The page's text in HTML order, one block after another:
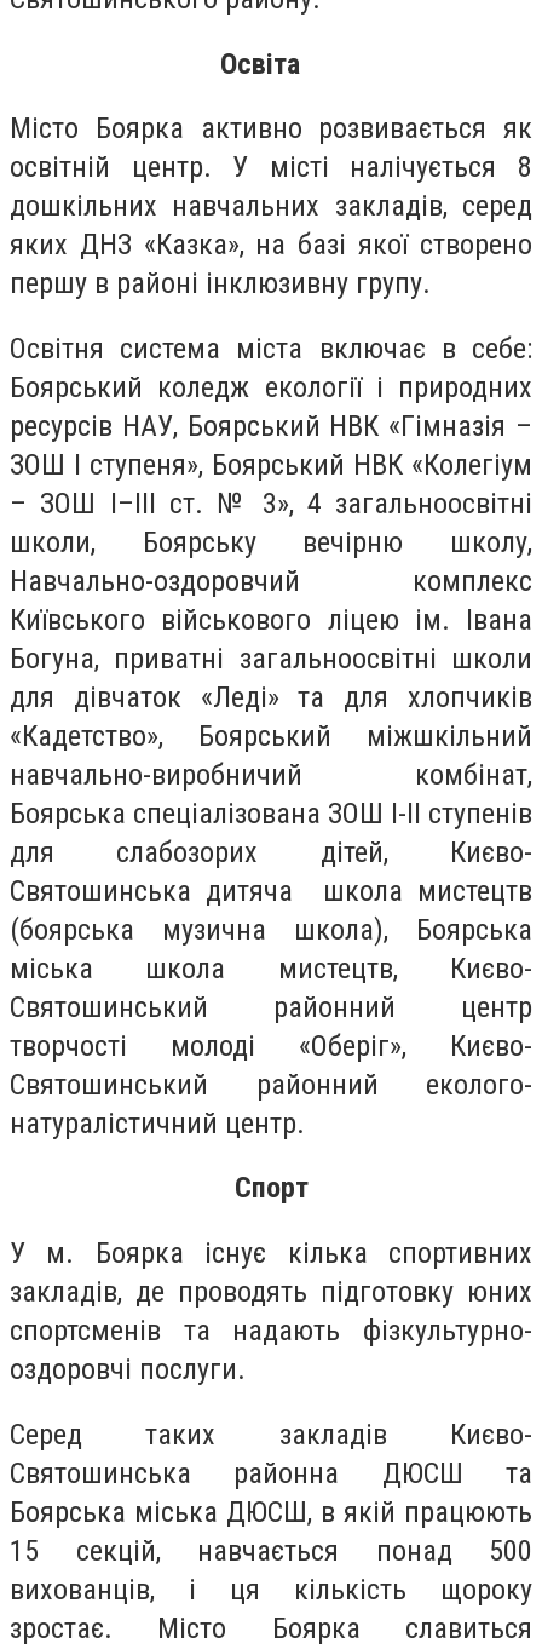
Освіта
Місто Боярка активно розвивається як
освітній центр. У місті налічується 8
дошкільних навчальних закладів, серед
яких ДНЗ «Казка», на базі якої створено
першу в районі інклюзивну групу.
Освітня система міста включає в себе:
Боярський коледж екології і природних
ресурсів НАУ, Боярський НВК «Гімназія –
ЗОШ І ступеня», Боярський НВК «Колегіум
– ЗОШ І–ІІІ ст. № 3», 4 загальноосвітні
школи, Боярську вечірню школу,
Навчально-оздоровчий комплекс
Київського військового ліцею ім. Івана
Богуна, приватні загальноосвітні школи
для дівчаток «Леді» та для хлопчиків
«Кадетство», Боярський міжшкільний
навчально-виробничий комбінат,
Боярська спеціалізована ЗОШ І-ІІ ступенів
для слабозорих дітей, Києво-
Святошинська дитяча школа мистецтв
(боярська музична школа), Боярська
міська школа мистецтв, Києво-
Святошинський районний центр
творчості молоді «Оберіг», Києво-
Святошинський районний еколого-
натуралістичний центр.
Спорт
У м. Боярка існує кілька спортивних
закладів, де проводять підготовку юних
спортсменів та надають фізкультурно-
оздоровчі послуги.
Серед таких закладів Києво-
Святошинська районна ДЮСШ та
Боярська міська ДЮСШ, в якій працюють
15 секцій, навчається понад 500
вихованців, і ця кількість щороку
зростає. Місто Боярка славиться